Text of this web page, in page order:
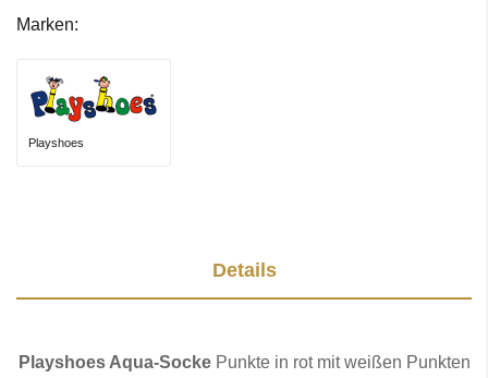
Marken:
Playshoes
Details
Playshoes Aqua-SockePunkte in rot mit weißen Punkten